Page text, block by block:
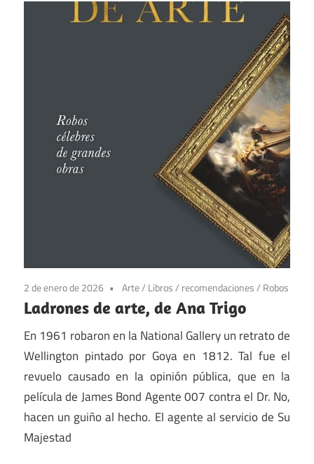
2 de enero de 2026 Arte/ Libros/ recomendaciones/ Robos
Ladrones de arte, de Ana Trigo
En 1961 robaron en la National Gallery un retrato de
Wellington pintado por Goya en 1812. Tal fue el
revuelo causado en la opinión pública, que en la
película de James Bond Agente 007 contra el Dr. No,
hacen un guiño al hecho. El agente al servicio de Su
Majestad